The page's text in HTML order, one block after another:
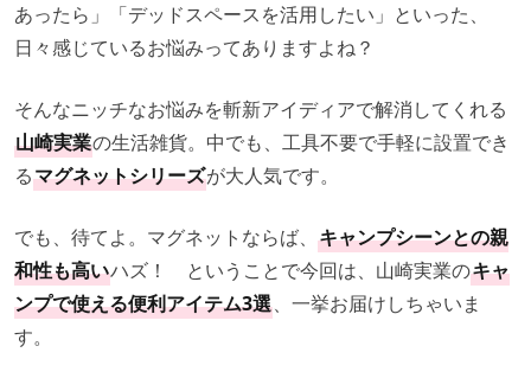
あったら」「デッドスペースを活用したい」といった、
日々感じているお悩みってありますよね？
そんなニッチなお悩みを斬新アイディアで解消してくれる
山崎実業の生活雑貨。中でも、工具不要で手軽に設置でき
るマグネットシリーズが大人気です。
でも、待てよ。マグネットならば、 キャンプシーンとの親
和性も高いハズ！ ということで今回は、山崎実業のキャ
ンプで使える便利アイテム3選、一挙お届けしちゃいま
す。